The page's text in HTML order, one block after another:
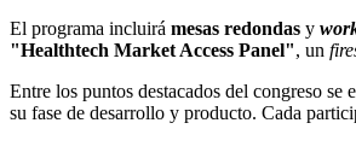
El programa incluirá mesas redondas y
"Healthtech Market Access Panel", un
Entre los puntos destacados del congreso se
su fase de desarrollo y producto. Cada